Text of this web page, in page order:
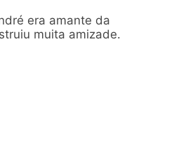
era amante da
muita amizade.